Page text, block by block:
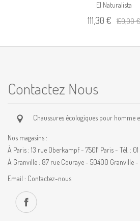
El Naturalista
111,30 € 159,00 €
Contactez Nous
Chaussures écologiques pour homme
Nos magasins :
À Paris : 13 rue Oberkampf - 75011 Paris - Tél. :
À Granville : 87 rue Couraye - 50400 Granville -
Email : Contactez-nous